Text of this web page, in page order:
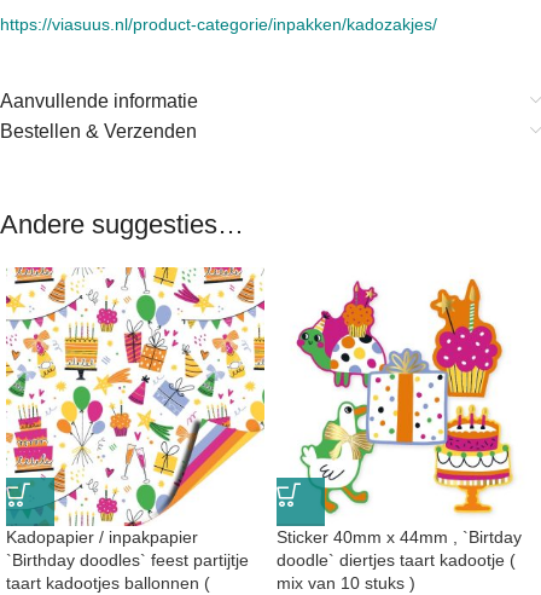
https://viasuus.nl/product-categorie/inpakken/kadozakjes/
Aanvullende informatie
Bestellen & Verzenden
Andere suggesties…
Kadopapier / inpakpapier
`Birthday doodles` feest partijtje
taart kadootjes ballonnen (
Sticker 40mm x 44mm , `Birtday
doodle` diertjes taart kadootje (
mix van 10 stuks )